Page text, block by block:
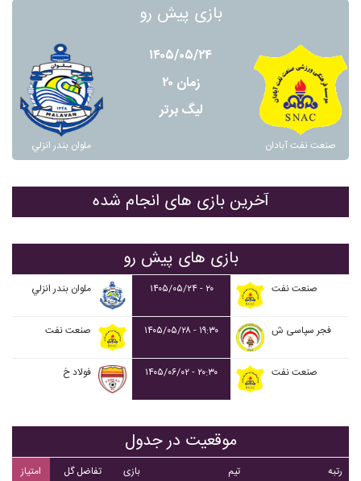
بازی پیش رو
صنعت نفت آبادان
۱۴۰۵/۰۵/۲۴
زمان ۲۰
لیگ برتر
ملوان بندر انزلي
آخرین بازی های انجام شده
بازی های پیش رو
صنعت نفت ۲۰ - ۱۴۰۵/۰۵/۲۴ ملوان بندر انزلي
فجر سپاسی ش ۱۹:۳۰ - ۱۴۰۵/۰۵/۲۸ صنعت نفت
صنعت نفت ۲۰:۳۰ - ۱۴۰۵/۰۶/۰۲ فولاد خ
موقعیت در جدول
رتبه تیم بازی تفاضل گل
امتیاز